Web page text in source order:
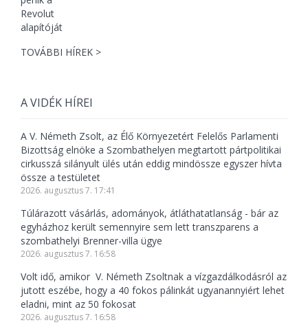
TOVÁBBI HÍREK >
A VIDÉK HÍREI
A V. Németh Zsolt, az Élő Környezetért Felelős Parlamenti
Bizottság elnöke a Szombathelyen megtartott pártpolitikai
cirkusszá silányult ülés után eddig mindössze egyszer hívta
össze a testületet
2026. augusztus 7. 17:41
Túlárazott vásárlás, adományok, átláthatatlanság - bár az
egyházhoz került semennyire sem lett transzparens a
szombathelyi Brenner-villa ügye
2026. augusztus 7. 16:58
Volt idő, amikor V. Németh Zsoltnak a vízgazdálkodásról az
jutott eszébe, hogy a 40 fokos pálinkát ugyanannyiért lehet
eladni, mint az 50 fokosat
2026. augusztus 7. 16:58